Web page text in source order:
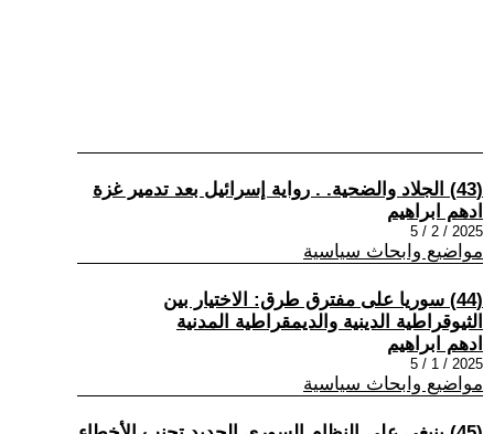
(43) الجلاد والضحية. . رواية إسرائيل بعد تدمير غزة
ادهم ابراهيم
2025 / 2 / 5
مواضيع وابحاث سياسية
(44) سوريا على مفترق طرق: الاختيار بين
الثيوقراطية الدينية والديمقراطية المدنية
ادهم ابراهيم
2025 / 1 / 5
مواضيع وابحاث سياسية